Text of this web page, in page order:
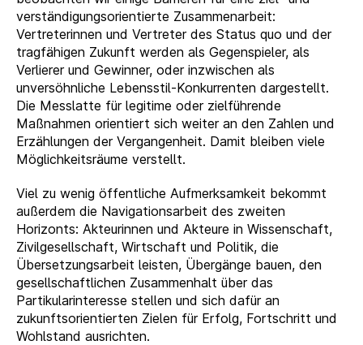
verständigungsorientierte Zusammenarbeit:
Vertreterinnen und Vertreter des Status quo und der
tragfähigen Zukunft werden als Gegenspieler, als
Verlierer und Gewinner, oder inzwischen als
unversöhnliche Lebensstil-Konkurrenten dargestellt.
Die Messlatte für legitime oder zielführende
Maßnahmen orientiert sich weiter an den Zahlen und
Erzählungen der Vergangenheit. Damit bleiben viele
Möglichkeitsräume verstellt.
Viel zu wenig öffentliche Aufmerksamkeit bekommt
außerdem die Navigationsarbeit des zweiten
Horizonts: Akteurinnen und Akteure in Wissenschaft,
Zivilgesellschaft, Wirtschaft und Politik, die
Übersetzungsarbeit leisten, Übergänge bauen, den
gesellschaftlichen Zusammenhalt über das
Partikularinteresse stellen und sich dafür an
zukunftsorientierten Zielen für Erfolg, Fortschritt und
Wohlstand ausrichten.